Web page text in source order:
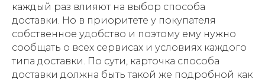
каждый раз влияют на выбор способа
доставки. Но в приоритете у покупателя
собственное удобство и поэтому ему нужно
сообщать о всех сервисах и условиях каждого
типа доставки. По сути, карточка способа
доставки должна быть такой же подробной как